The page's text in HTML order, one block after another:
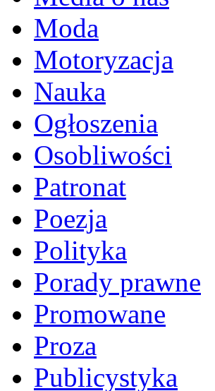
Moda
Motoryzacja
Nauka
Ogłoszenia
Osobliwości
Patronat
Poezja
Polityka
Porady prawne
Promowane
Proza
Publicystyka